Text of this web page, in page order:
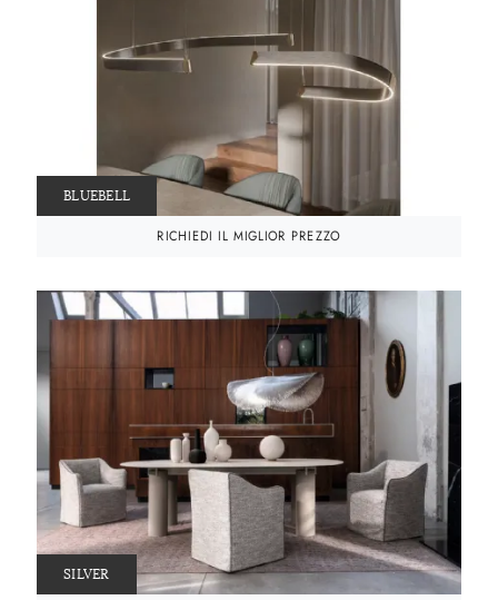
BLUEBELL
RICHIEDI IL MIGLIOR PREZZO
SILVER